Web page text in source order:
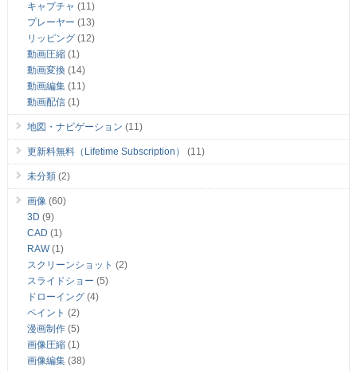
キャプチャ (11)
プレーヤー (13)
リッピング(12)
動画圧縮(1)
動画変換 (14)
動画編集(11)
動画配信(1)
地図・ナビゲーション (11)
更新料無料（Lifetime Subscription） (11)
未分類(2)
画像(60)
3D (9)
CAD (1)
RAW(1)
スクリーンショット (2)
スライドショー (5)
ドローイング(4)
ペイント (2)
漫画制作(5)
画像圧縮(1)
画像編集(38)